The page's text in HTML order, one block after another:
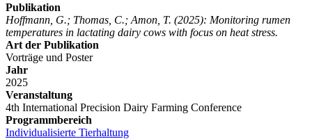
Publikation
Hoffmann, G.; Thomas, C.; Amon, T. (2025): Monitoring rumen
temperatures in lactating dairy cows with focus on heat stress.
Art der Publikation
Vorträge und Poster
Jahr
2025
Veranstaltung
4th International Precision Dairy Farming Conference
Programmbereich
Individualisierte Tierhaltung